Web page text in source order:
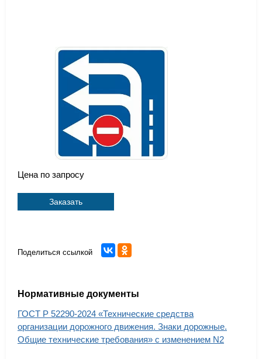
Цена по запросу
Заказать
Поделиться ссылкой
Нормативные документы
ГОСТ Р 52290-2024 «Технические средства
организации дорожного движения. Знаки дорожные.
Общие технические требования» с изменением N2